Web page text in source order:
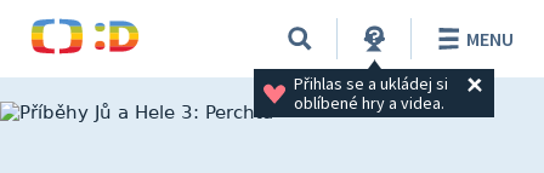
Přihlas se a ukládej si
oblíbené hry a videa.
MENU